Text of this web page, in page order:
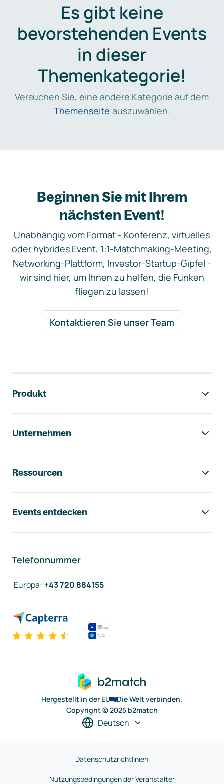
Es gibt keine
bevorstehenden Events
in dieser
Themenkategorie!
Versuchen Sie, eine andere Kategorie auf dem
Themenseite auszuwählen.
Beginnen Sie mit Ihrem
nächsten Event!
Unabhängig vom Format - Konferenz, virtuelles
oder hybrides Event, 1:1-Matchmaking-Meeting,
Networking-Plattform, Investor-Startup-Gipfel -
wir sind hier, um Ihnen zu helfen, die Funken
fliegen zu lassen!
Kontaktieren Sie unser Team
Produkt
Unternehmen
Ressourcen
Events entdecken
Telefonnummer
Europa: +43 720 884155
Hergestellt in der EU
Die Welt verbinden.
Copyright © 2025 b2match
Deutsch
Datenschutzrichtlinien
Nutzungsbedingungen der Veranstalter